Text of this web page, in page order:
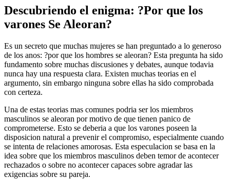
Descubriendo el enigma: ?Por que los
varones Se Aleoran?
Es un secreto que muchas mujeres se han preguntado a lo generoso
de los anos: ?por que los hombres se aleoran? Esta pregunta ha sido
fundamento sobre muchas discusiones y debates, aunque todavia
nunca hay una respuesta clara. Existen muchas teorias en el
argumento, sin embargo ninguna sobre ellas ha sido comprobada
con certeza.
Una de estas teorias mas comunes podri­a ser los miembros
masculinos se aleoran por motivo de que tienen panico de
comprometerse. Esto se deberia a que los varones poseen la
disposicion natural a prevenir el compromiso, especialmente cuando
se intenta de relaciones amorosas. Esta especulacion se basa en la
idea sobre que los miembros masculinos deben temor de acontecer
rechazados o sobre no acontecer capaces sobre agradar las
exigencias sobre su pareja.